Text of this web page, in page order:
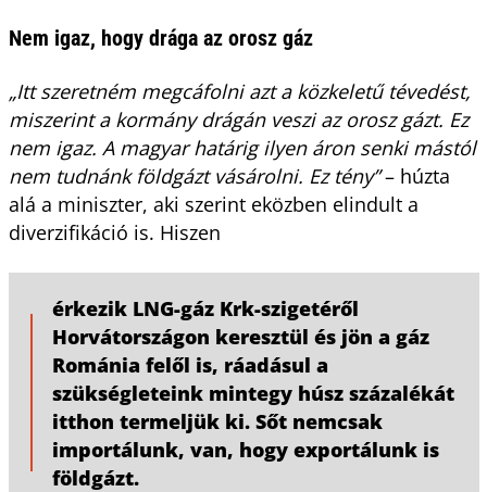
Nem igaz, hogy drága az orosz gáz
„Itt szeretném megcáfolni azt a közkeletű tévedést,
miszerint a kormány drágán veszi az orosz gázt. Ez
nem igaz. A magyar határig ilyen áron senki mástól
nem tudnánk földgázt vásárolni. Ez tény”– húzta
alá a miniszter, aki szerint eközben elindult a
diverzifikáció is. Hiszen
érkezik LNG-gáz Krk-szigetéről
Horvátországon keresztül és jön a gáz
Románia felől is, ráadásul a
szükségleteink mintegy húsz százalékát
itthon termeljük ki. Sőt nemcsak
importálunk, van, hogy exportálunk is
földgázt.